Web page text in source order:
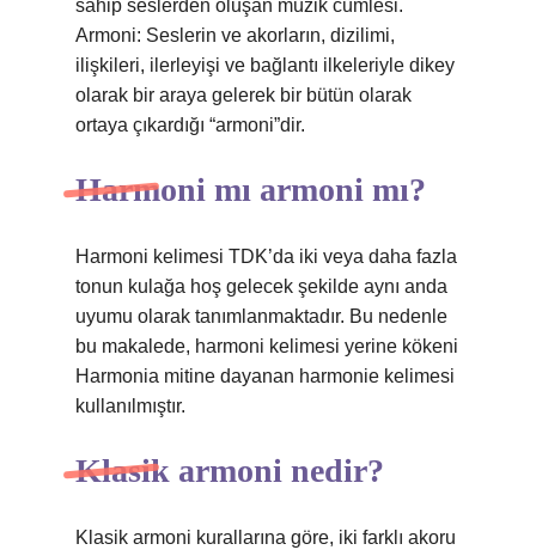
sahip seslerden oluşan müzik cümlesi.
Armoni: Seslerin ve akorların, dizilimi,
ilişkileri, ilerleyişi ve bağlantı ilkeleriyle dikey
olarak bir araya gelerek bir bütün olarak
ortaya çıkardığı “armoni”dir.
Harmoni mı armoni mı?
Harmoni kelimesi TDK’da iki veya daha fazla
tonun kulağa hoş gelecek şekilde aynı anda
uyumu olarak tanımlanmaktadır. Bu nedenle
bu makalede, harmoni kelimesi yerine kökeni
Harmonia mitine dayanan harmonie kelimesi
kullanılmıştır.
Klasik armoni nedir?
Klasik armoni kurallarına göre, iki farklı akoru